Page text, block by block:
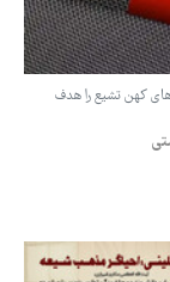
کهن تشیع را هدف